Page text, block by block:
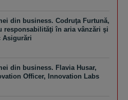
din business. Codruţa Furtună,
responsabilităţi în aria vânzări şi
Asigurări
din business. Flavia Husar,
Officer, Innovation Labs